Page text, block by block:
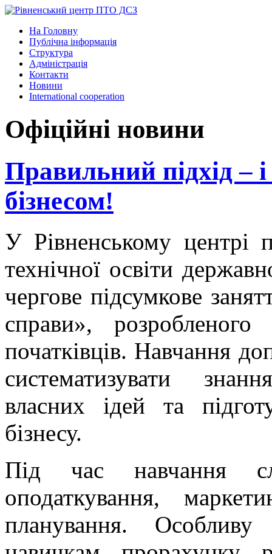
На Головну
Публічна інформація
Структура
Адміністрація
Контакти
Новини
International cooperation
Офіційні новини
Правильний підхід –
бізнесом!
У Рівненському центрі
технічної освіти
чергове підсумкове
справи»,
початківців. Навчання
систематизувати
власних ідей та
бізнесу.
Під час навчання
оподаткування,
планування. Особливу